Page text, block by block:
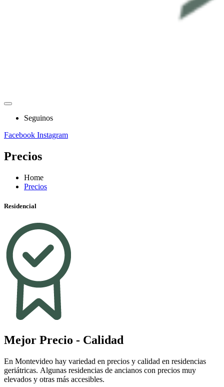
Seguinos
Facebook Instagram
Precios
Home
Precios
Residencial
Mejor Precio - Calidad
En Montevideo hay variedad en precios y calidad en residencias
geriátricas. Algunas residencias de ancianos con precios muy
elevados y otras más accesibles.